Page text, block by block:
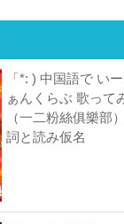
「*: ) 中国語で い
ぁんくらぶ 歌って
（一二粉絲俱樂部
詞と読み仮名